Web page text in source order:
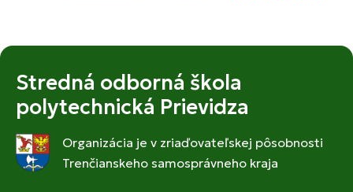
Stredná odborná škola
polytechnická Prievidza
Organizácia je v zriaďovateľskej pôsobnosti
Trenčianskeho samosprávneho kraja